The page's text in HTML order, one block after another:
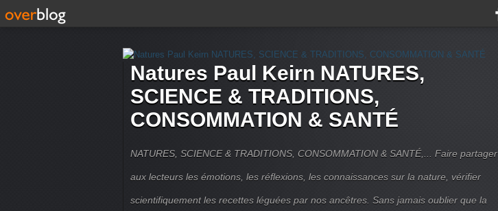
Natures Paul Keirn NATURES,
SCIENCE & TRADITIONS,
CONSOMMATION & SANTÉ
NATURES, SCIENCE & TRADITIONS, CONSOMMATION & SANTÉ,... Faire partager
aux lecteurs les émotions, les réflexions, les connaissances sur la nature, vérifier
scientifiquement les recettes léguées par nos ancêtres. Sans jamais oublier que la